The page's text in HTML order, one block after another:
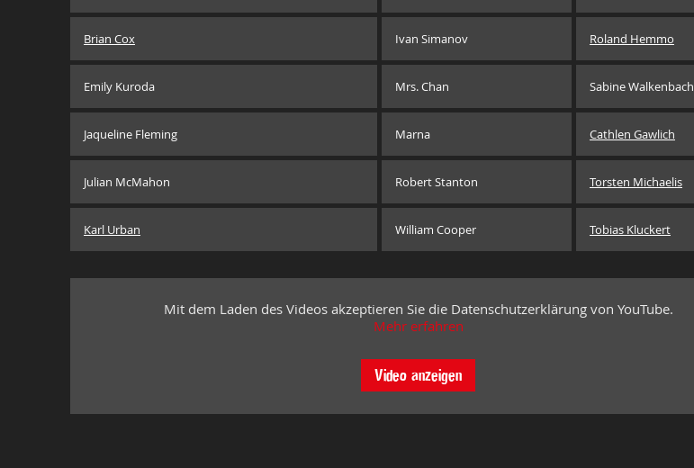
Brian Cox Ivan Simanov Roland Hemmo
Emily Kuroda Mrs. Chan Sabine Walkenbach
Jaqueline Fleming Marna Cathlen Gawlich
Julian McMahon Robert Stanton Torsten Michaelis
Karl Urban William Cooper Tobias Kluckert
Mit dem Laden des Videos akzeptieren Sie die Datenschutzerklärung von YouTube.
Mehr erfahren
Video anzeigen